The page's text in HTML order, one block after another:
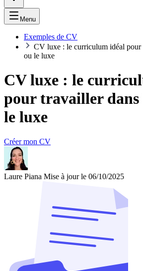
Menu
Exemples de CV
CV luxe : le curriculum idéal pour
ou le luxe
CV luxe : le
pour travailler dans
le luxe
Créer mon CV
Laure Piana Mise à jour le 06/10/2025